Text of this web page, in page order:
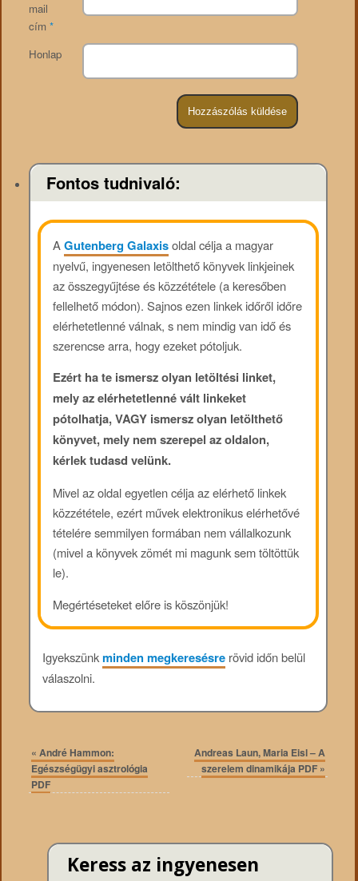
mail
cím *
Honlap
Fontos tudnivaló:
AGutenberg Galaxisoldal célja a magyar
nyelvű, ingyenesen letölthető könyvek linkjeinek
az összegyűjtése és közzététele (a keresőben
fellelhető módon). Sajnos ezen linkek időről időre
elérhetetlenné válnak, s nem mindig van idő és
szerencse arra, hogy ezeket pótoljuk.
Ezért ha te ismersz olyan letöltési linket,
mely az elérhetetlenné vált linkeket
pótolhatja, VAGY ismersz olyan letölthető
könyvet, mely nem szerepel az oldalon,
kérlek tudasd velünk.
Mivel az oldal egyetlen célja az elérhető linkek
közzététele, ezért művek elektronikus elérhetővé
tételére semmilyen formában nem vállalkozunk
(mivel a könyvek zömét mi magunk sem töltöttük
le).
Megértéseteket előre is köszönjük!
Igyekszünkminden megkeresésrerövid időn belül
válaszolni.
« André Hammon:
Egészségügyi asztrológia
PDF
Andreas Laun, Maria Eisl – A
szerelem dinamikája PDF »
Keress az ingyenesen